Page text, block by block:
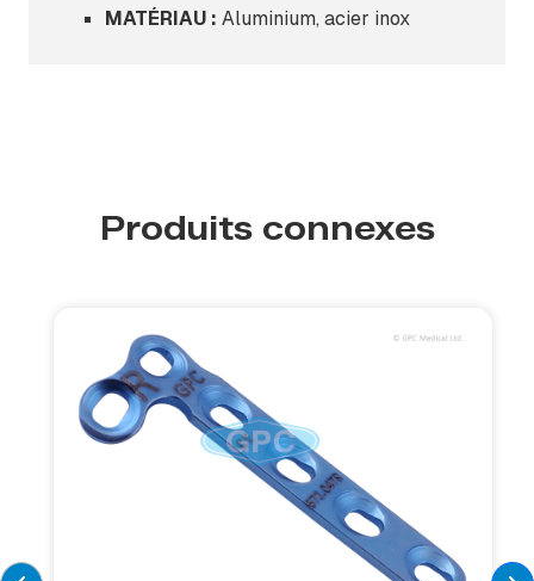
MATÉRIAU : Aluminium, acier inox
Produits connexes